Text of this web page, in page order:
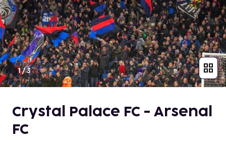
1/3
Crystal Palace FC - Arsenal
FC